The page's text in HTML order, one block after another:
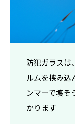
防犯ガラスは
ルムを挟み込
ンマーで壊そ
かります